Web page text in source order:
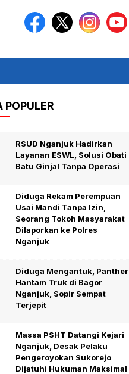
POPULER
RSUD Nganjuk Hadirkan
Layanan ESWL, Solusi Obati
Batu Ginjal Tanpa Operasi
Diduga Rekam Perempuan
Usai Mandi Tanpa Izin,
Seorang Tokoh Masyarakat
Dilaporkan ke Polres
Nganjuk
Diduga Mengantuk, Panther
Hantam Truk di Bagor
Nganjuk, Sopir Sempat
Terjepit
Massa PSHT Datangi Kejari
Nganjuk, Desak Pelaku
Pengeroyokan Sukorejo
Dijatuhi Hukuman Maksimal